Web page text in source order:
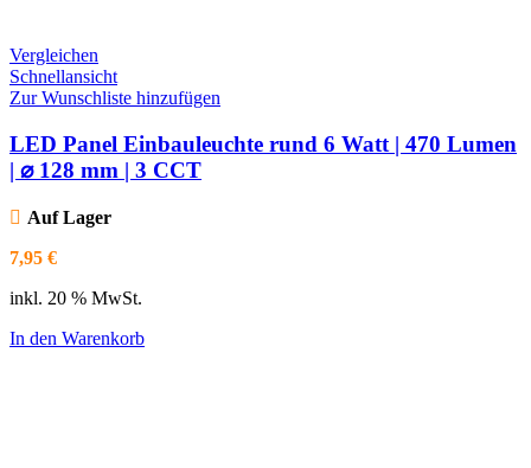
Vergleichen
Schnellansicht
Zur Wunschliste hinzufügen
LED Panel Einbauleuchte rund 6 Watt | 470 Lumen
| ⌀ 128 mm | 3 CCT
Auf Lager
7,95 €
inkl. 20 % MwSt.
In den Warenkorb